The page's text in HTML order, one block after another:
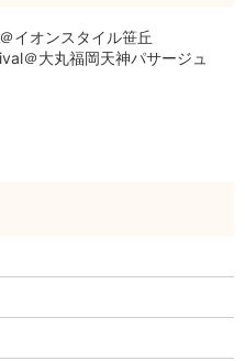
イオンスタイル笹丘
＠大丸福岡天神パサージュ